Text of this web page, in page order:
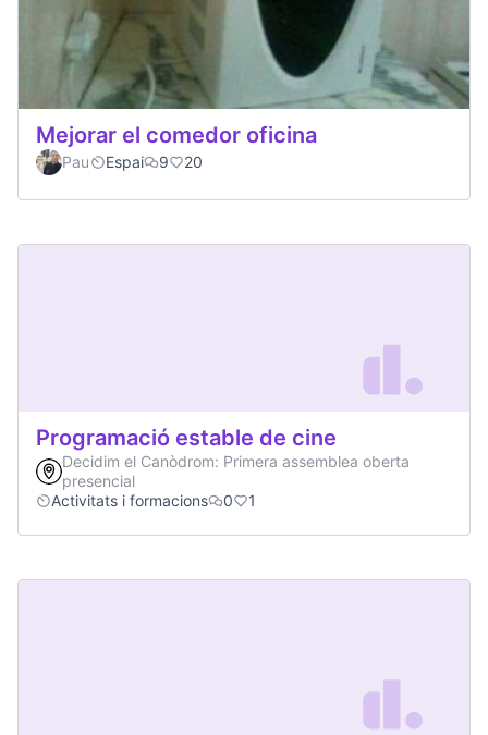
Mejorar el comedor oficina
Pau Espai 9 20
Programació estable de cine
Decidim el Canòdrom: Primera assemblea oberta
presencial
Activitats i formacions
0 1